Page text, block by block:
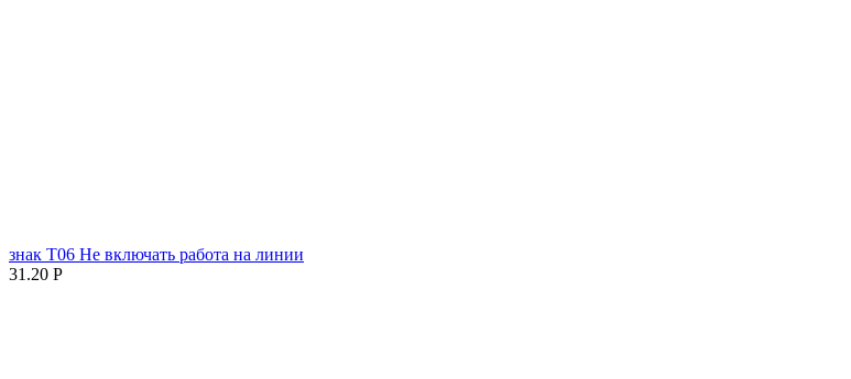
знак T06 Не включать работа на линии
31.20 Р